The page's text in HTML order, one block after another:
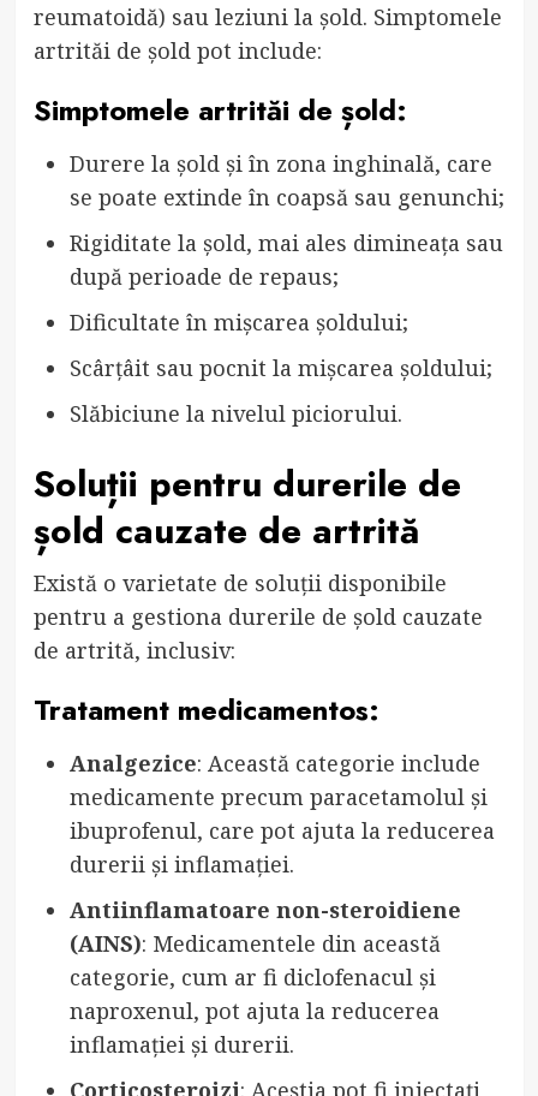
reumatoidă) sau leziuni la șold. Simptomele
artrităi de șold pot include:
Simptomele artrităi de șold:
Durere la șold și în zona inghinală, care
se poate extinde în coapsă sau genunchi;
Rigiditate la șold, mai ales dimineața sau
după perioade de repaus;
Dificultate în mișcarea șoldului;
Scârțâit sau pocnit la mișcarea șoldului;
Slăbiciune la nivelul piciorului.
Soluții pentru durerile de
șold cauzate de artrită
Există o varietate de soluții disponibile
pentru a gestiona durerile de șold cauzate
de artrită, inclusiv:
Tratament medicamentos:
Analgezice: Această categorie include
medicamente precum paracetamolul și
ibuprofenul, care pot ajuta la reducerea
durerii și inflamației.
Antiinflamatoare non-steroidiene
(AINS): Medicamentele din această
categorie, cum ar fi diclofenacul și
naproxenul, pot ajuta la reducerea
inflamației și durerii.
Corticosteroizi: Aceștia pot fi injectați